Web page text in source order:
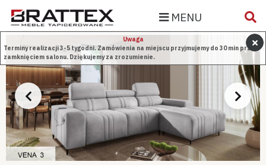
MENU
Uwaga
Terminy realizacji 3-5 tygodni. Zamówienia na miejscu przyjmujemy do 30 min przed
zamknięciem salonu. Dziękujemy za zrozumienie.